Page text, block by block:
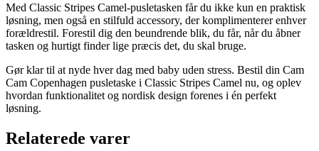
Med Classic Stripes Camel-pusletasken får du ikke kun en praktisk
løsning, men også en stilfuld accessory, der komplimenterer enhver
forældrestil. Forestil dig den beundrende blik, du får, når du åbner
tasken og hurtigt finder lige præcis det, du skal bruge.
Gør klar til at nyde hver dag med baby uden stress. Bestil din Cam
Cam Copenhagen pusletaske i Classic Stripes Camel nu, og oplev
hvordan funktionalitet og nordisk design forenes i én perfekt
løsning.
Relaterede varer